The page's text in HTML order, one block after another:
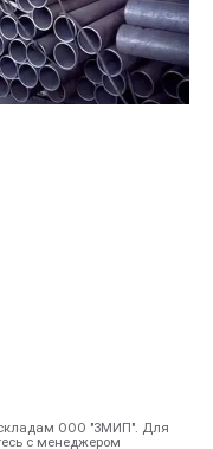
складам ООО "ЗМИП". Для
с менеджером